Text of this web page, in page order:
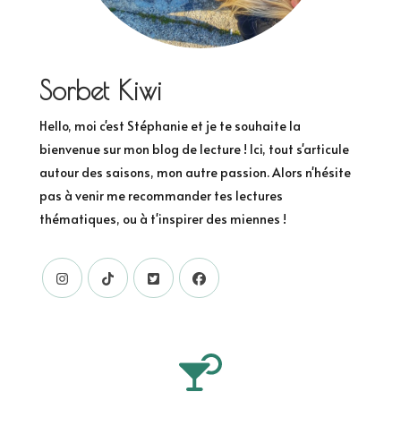
Sorbet Kiwi
Hello, moi c'est Stéphanie et je te souhaite la
bienvenue sur mon blog de lecture ! Ici, tout s'articule
autour des saisons, mon autre passion. Alors n'hésite
pas à venir me recommander tes lectures
thématiques, ou à t'inspirer des miennes !